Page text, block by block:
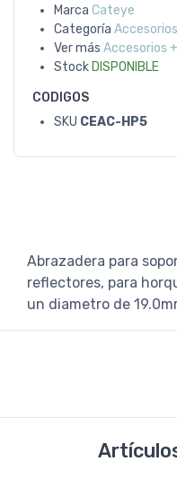
Marca Cateye
Categoría Accesorios
Ver más Accesorios
Stock DISPONIBLE
CODIGOS
SKU CEAC-HP5
Abrazadera para
reflectores, para
un diametro de